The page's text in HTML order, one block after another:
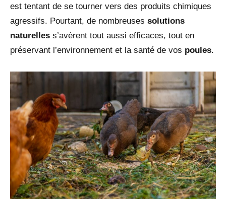
est tentant de se tourner vers des produits chimiques
agressifs. Pourtant, de nombreuses solutions
naturelles s’avèrent tout aussi efficaces, tout en
préservant l’environnement et la santé de vos poules.